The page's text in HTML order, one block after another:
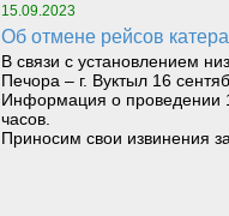
15.09.2023
Об отмене рейсов
В связи с установлением
Печора – г. Вуктыл 16
Информация о проведении
часов.
Приносим свои извинения